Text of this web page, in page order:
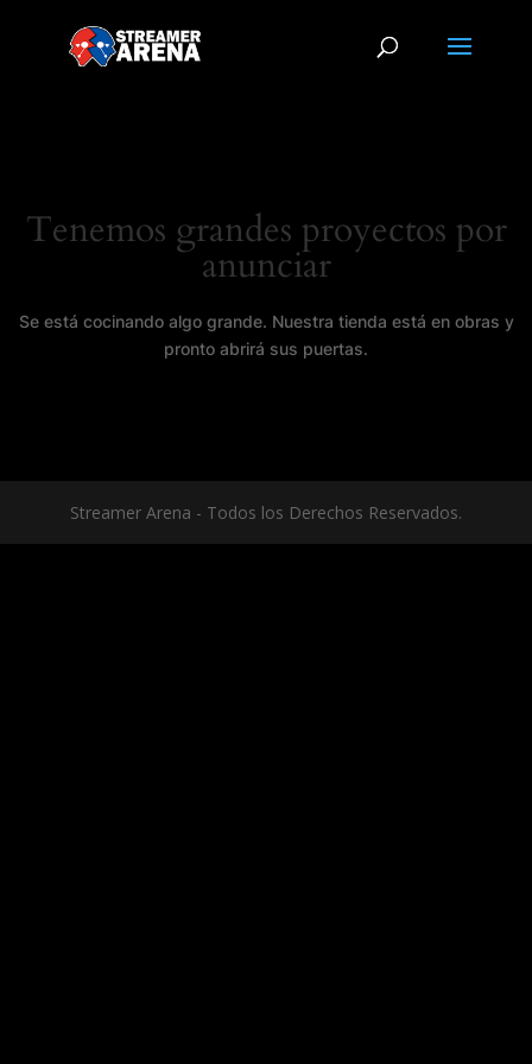
Tenemos grandes proyectos por
anunciar
Se está cocinando algo grande. Nuestra tienda está en obras y
pronto abrirá sus puertas.
Streamer Arena - Todos los Derechos Reservados.